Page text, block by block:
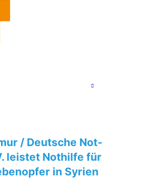
/ Deutsche Not-
leistet Nothilfe für
in Syrien